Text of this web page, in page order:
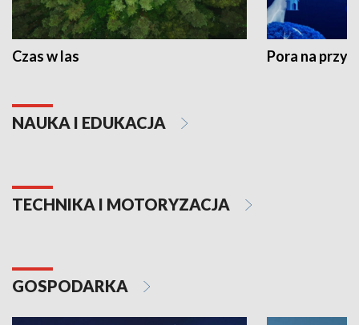
Czas w las Pora na
NAUKA I EDUKACJA
TECHNIKA I MOTORYZACJA
GOSPODARKA